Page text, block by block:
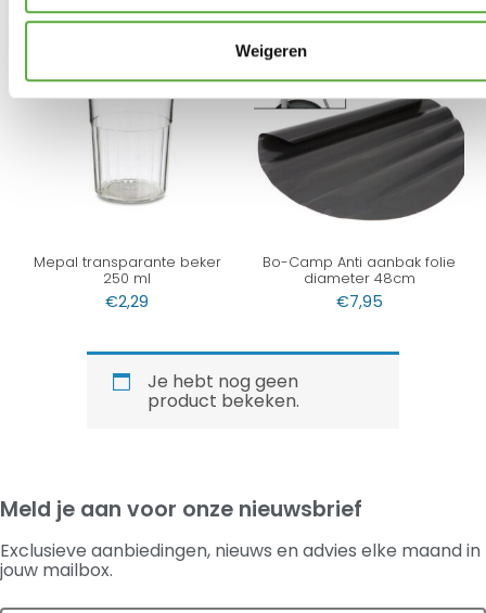
Weigeren
Mepal transparante beker
250 ml
€2,29
Bo-Camp Anti aanbak folie
diameter 48cm
€7,95
Je hebt nog geen
product bekeken.
Meld je aan voor onze nieuwsbrief
Exclusieve aanbiedingen, nieuws en advies elke maand in
jouw mailbox.